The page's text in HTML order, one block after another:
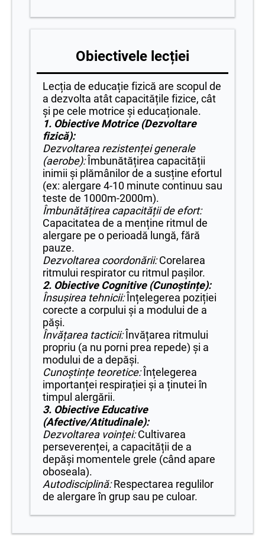
Obiectivele lecției
Lecția de educație fizică are scopul de
a dezvolta atât capacitățile fizice, cât
și pe cele motrice și educaționale.
1. Obiective Motrice (Dezvoltare
fizică):
Dezvoltarea rezistenței generale
(aerobe):Îmbunătățirea capacității
inimii și plămânilor de a susține efortul
(ex: alergare 4-10 minute continuu sau
teste de 1000m-2000m).
Îmbunătățirea capacității de efort:
Capacitatea de a menține ritmul de
alergare pe o perioadă lungă, fără
pauze.
Dezvoltarea coordonării:Corelarea
ritmului respirator cu ritmul pașilor.
2. Obiective Cognitive (Cunoștințe):
Însușirea tehnicii:Înțelegerea poziției
corecte a corpului și a modului de a
păși.
Învățarea tacticii:Învățarea ritmului
propriu (a nu porni prea repede) și a
modului de a depăși.
Cunoștințe teoretice:Înțelegerea
importanței respirației și a ținutei în
timpul alergării.
3. Obiective Educative
(Afective/Atitudinale):
Dezvoltarea voinței:Cultivarea
perseverenței, a capacității de a
depăși momentele grele (când apare
oboseala).
Autodisciplină:Respectarea regulilor
de alergare în grup sau pe culoar.